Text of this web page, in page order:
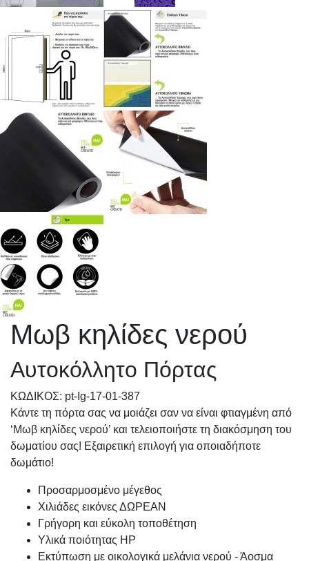
Μωβ κηλίδες νερού
Αυτοκόλλητο Πόρτας
KΩΔΙΚΟΣ: pt-Ig-17-01-387
Κάντε τη πόρτα σας να μοιάζει σαν να είναι φτιαγμένη από
‘Μωβ κηλίδες νερού’ και τελειοποιήστε τη διακόσμηση του
δωματίου σας! Εξαιρετική επιλογή για οποιαδήποτε
δωμάτιο!
Προσαρμοσμένo μέγεθος
Χιλιάδες εικόνες ΔΩΡΕΑΝ
Γρήγορη και εύκολη τοποθέτηση
Υλικά ποιότητας HP
Εκτύπωση με οικολογικά μελάνια νερού - Άοσμα